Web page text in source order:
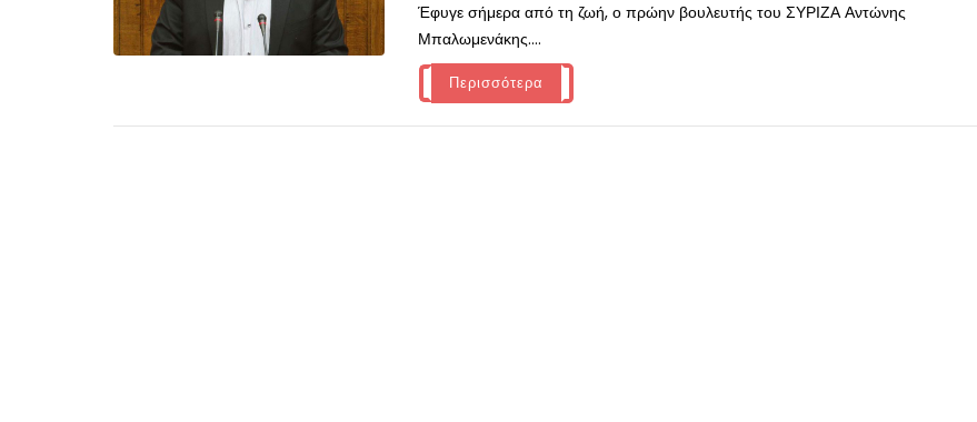
Έφυγε σήμερα από τη ζωή, ο πρώην βουλευτής του ΣΥΡΙΖΑ Αντώνης
Μπαλωμενάκης....
Περισσότερα